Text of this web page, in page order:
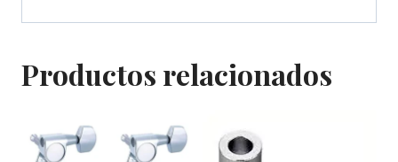
Productos relacionados